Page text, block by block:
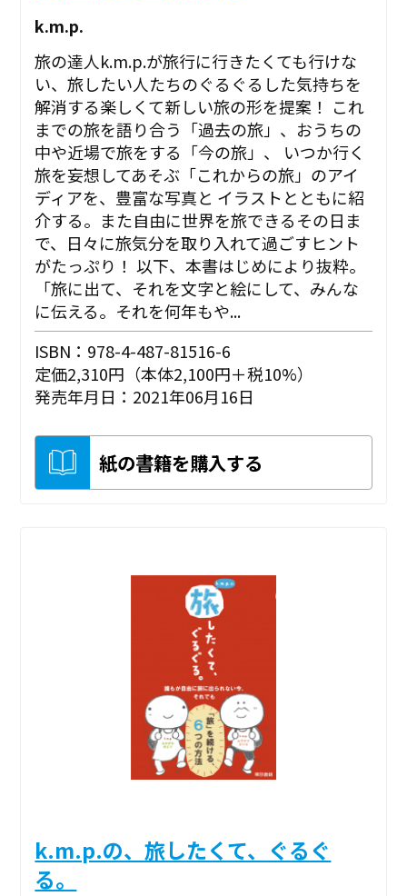
k.m.p.
旅の達人k.m.p.が旅行に行きたくても行けな
い、旅したい人たちのぐるぐるした気持ちを
解消する楽しくて新しい旅の形を提案！ これ
までの旅を語り合う「過去の旅」、おうちの
中や近場で旅をする「今の旅」、 いつか行く
旅を妄想してあそぶ「これからの旅」のアイ
ディアを、豊富な写真と イラストとともに紹
介する。また自由に世界を旅できるその日ま
で、日々に旅気分を取り入れて過ごすヒント
がたっぷり！ 以下、本書はじめにより抜粋。
「旅に出て、それを文字と絵にして、みんな
に伝える。それを何年もや...
ISBN：978-4-487-81516-6
定価2,310円（本体2,100円＋税10%）
発売年月日：2021年06月16日
紙の書籍を購入する
k.m.p.の、旅したくて、ぐるぐ
る。